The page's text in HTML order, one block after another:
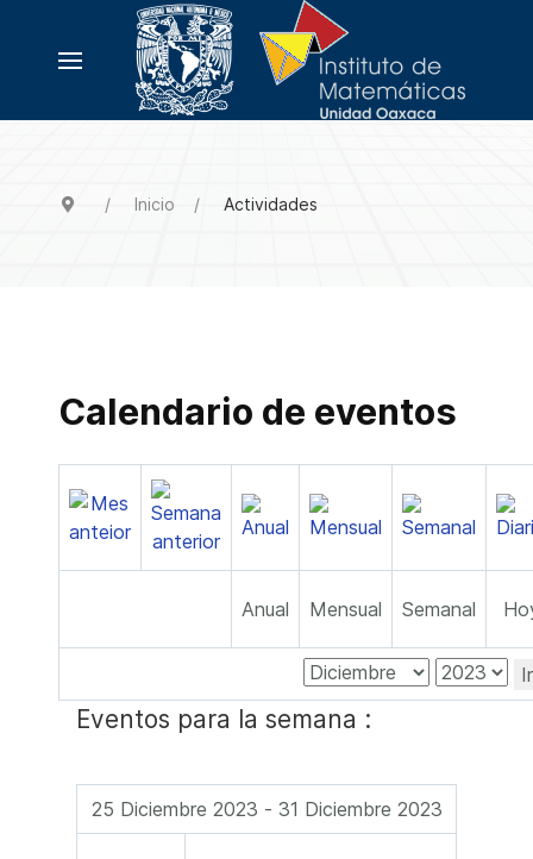
Inicio Actividades
Calendario de eventos
Anual Mensual Semanal
Eventos para la semana :
25 Diciembre 2023 - 31 Diciembre 2023